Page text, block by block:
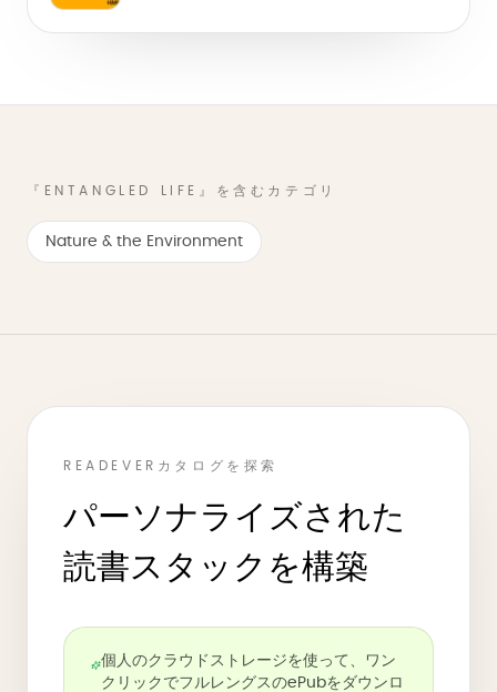
『ENTANGLED LIFE』を含むカテゴリ
Nature & the Environment
READEVERカタログを探索
パーソナライズされた
読書スタックを構築
個人のクラウドストレージを使って、ワン
クリックでフルレングスのePubをダウンロ